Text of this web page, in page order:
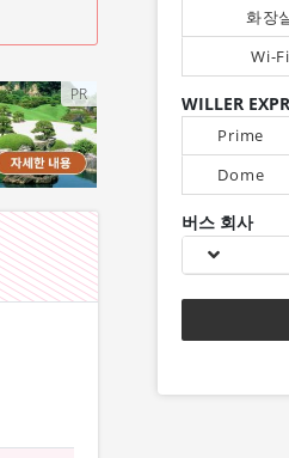
PR
화장
Wi-Fi
WILLER
Prime
Dome
버스 회사